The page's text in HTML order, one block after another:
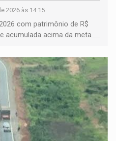
2026 às 14:15
com patrimônio de R$
acumulada acima da meta